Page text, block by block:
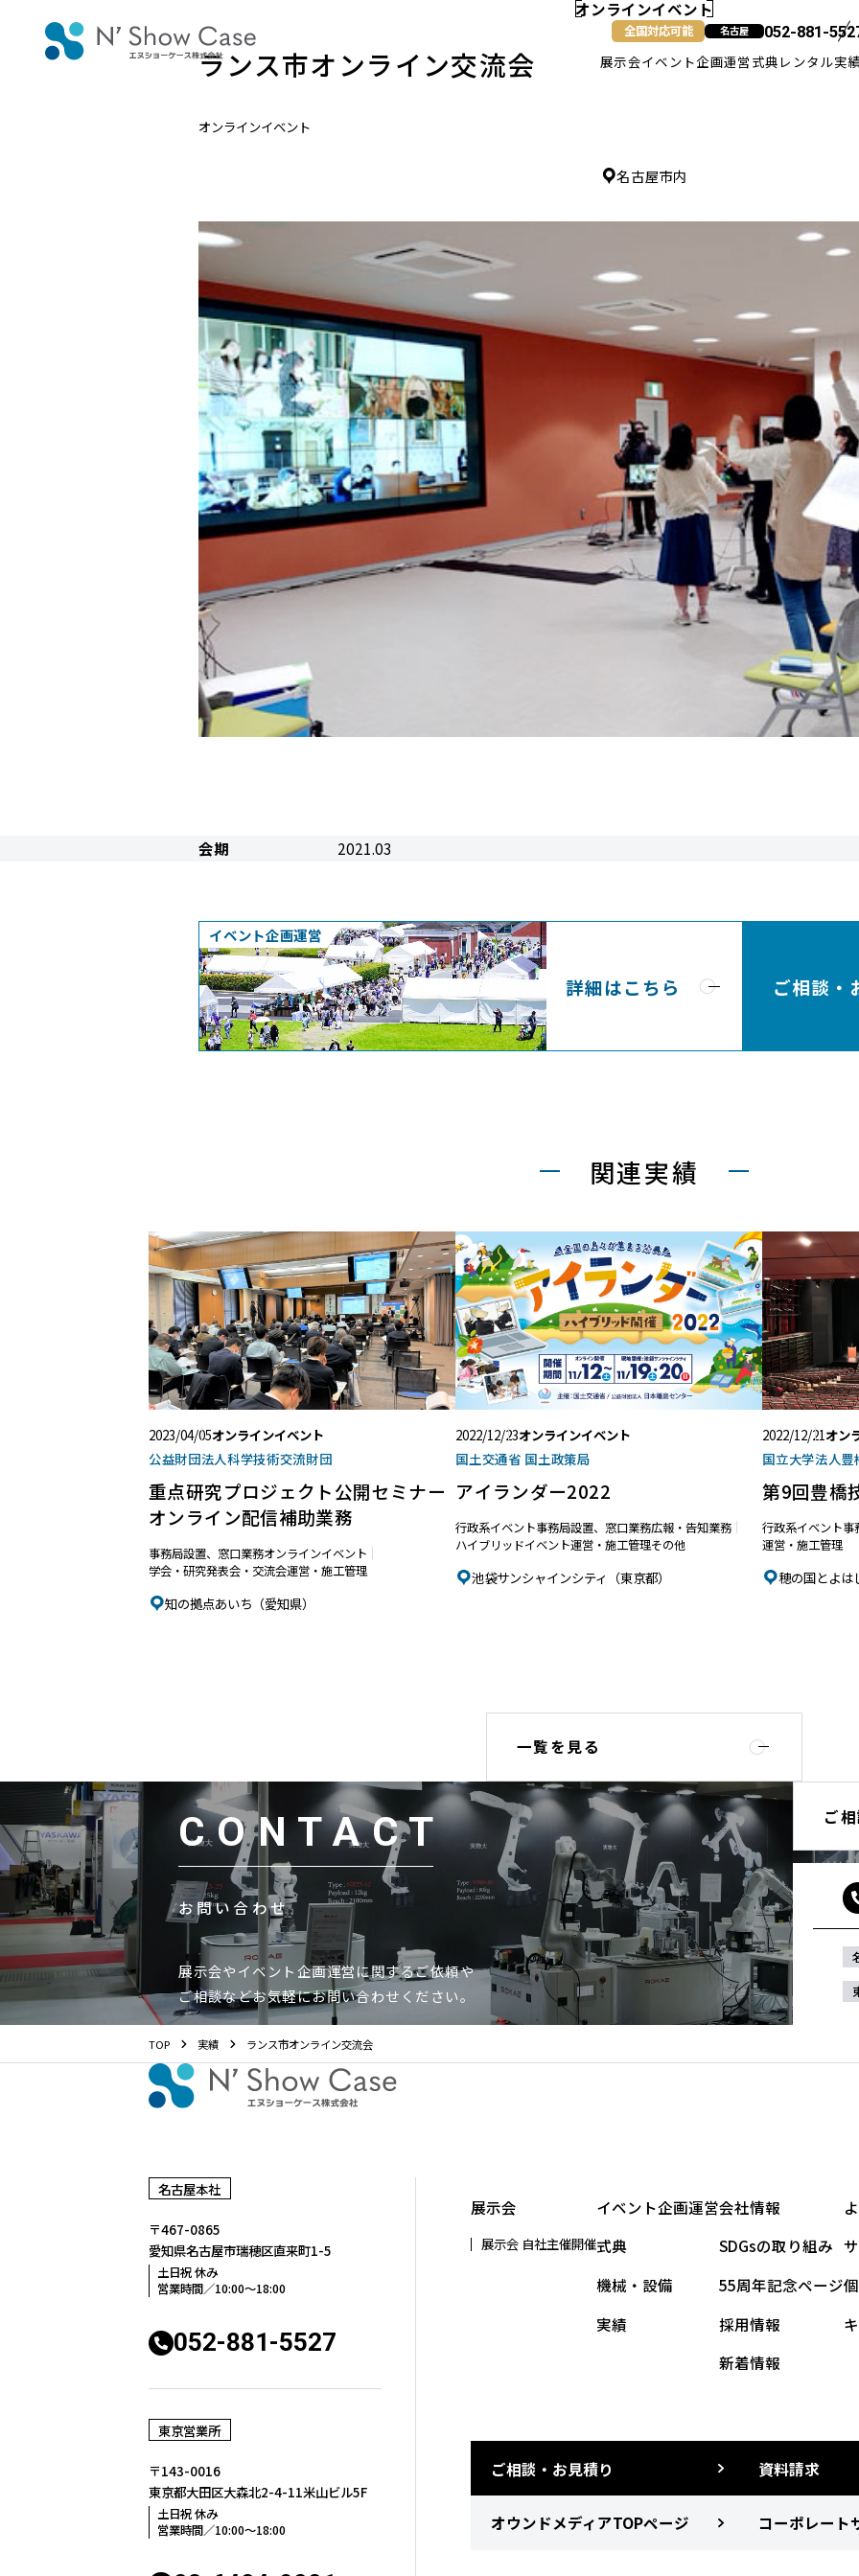
全国対応可能 名古屋 052-881-
展示会イベント企画運営 式典 レンタル実
オンラインイベント
ランス市オンライン交流会
オンラインイベント
名古屋市内
会期 2021.03
イベント企画運営
詳細はこちら ご相談・
関連実績
2023/04/05オンラインイベント
公益財団法人科学技術交流財団
重点研究プロジェクト公開セミナー
オンライン配信補助業務
事務局設置、窓口業務オンラインイベント
学会・研究発表会・交流会運営・施工管理
知の拠点あいち（愛知県）
2022/12/23オンラインイベント
国土交通省 国土政策局
アイランダー2022
行政系イベント事務局設置、窓口業務広報・告知業務
ハイブリッドイベント運営・施工管理その他
池袋サンシャインシティ（東京都）
2022/12/21オン
国立大学法人
第9回豊橋
行政系イベント事
運営・施工管理
穂の国とよ
一覧を見る
CONTACT
お問い合わせ
展示会やイベント企画運営に関するご依頼や
ご相談などお気軽にお問い合わせください。
ご
TOP 実績 ランス市オンライン交流会
名古屋本社
〒467-0865
愛知県名古屋市瑞穂区直来町1-5
土日祝 休み
営業時間／10:00〜18:00
052-881-5527
東京営業所
〒143-0016
東京都大田区大森北2-4-11米山ビル5F
土日祝 休み
営業時間／10:00〜18:00
展示会
展示会 自社主催開催
イベント企画運営
式典
機械・設備
実績
会社情報
SDGsの取り組み
55周年記念ページ
採用情報
新着情報
ご相談・お見積り 資料請求
オウンドメディアTOPページ コーポレート